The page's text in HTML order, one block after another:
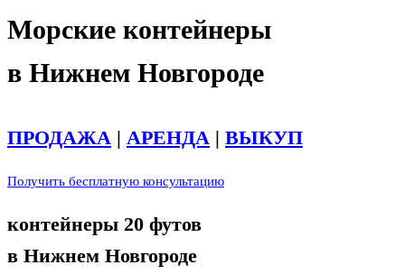
Морские контейнеры
в Нижнем Новгороде
ПРОДАЖА | АРЕНДА | ВЫКУП
Получить бесплатную консультацию
контейнеры 20 футов
в Нижнем Новгороде